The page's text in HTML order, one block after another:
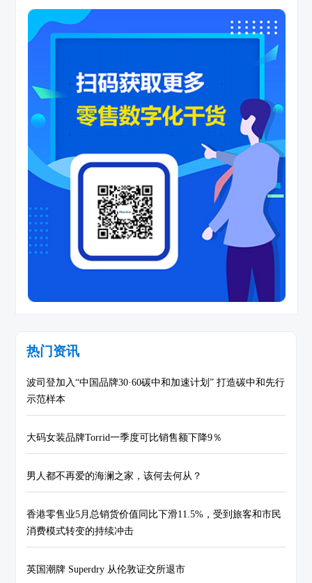
热门资讯
波司登加入“中国品牌30·60碳中和加速计划” 打造碳中和先行
示范样本
大码女装品牌Torrid一季度可比销售额下降9％
男人都不再爱的海澜之家，该何去何从？
香港零售业5月总销货价值同比下滑11.5%，受到旅客和市民
消费模式转变的持续冲击
英国潮牌 Superdry 从伦敦证交所退市